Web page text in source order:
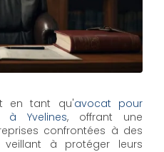
en tant qu'avocat pour
à Yvelines, offrant une
confrontées à des
veillant à protéger leurs